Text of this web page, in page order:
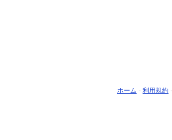
ホーム - 利用規約 -